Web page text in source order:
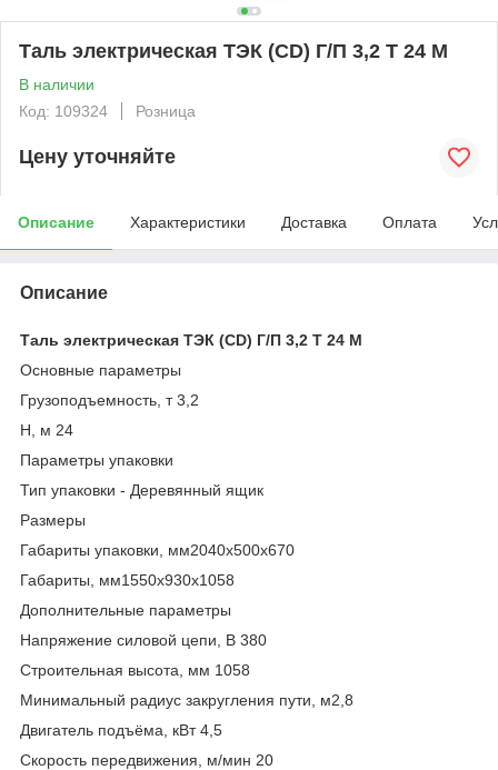
Таль электрическая ТЭК (CD) Г/П 3,2 Т 24 М
В наличии
Код: 109324
Розница
Цену уточняйте
Описание Характеристики Доставка Оплата
Описание
Таль электрическая ТЭК (CD) Г/П 3,2 Т 24 М
Основные параметры
Грузоподъемность, т 3,2
Н, м 24
Параметры упаковки
Тип упаковки - Деревянный ящик
Размеры
Габариты упаковки, мм2040х500х670
Габариты, мм1550х930х1058
Дополнительные параметры
Напряжение силовой цепи, В 380
Строительная высота, мм 1058
Минимальный радиус закругления пути, м2,8
Двигатель подъёма, кВт 4,5
Скорость передвижения, м/мин 20